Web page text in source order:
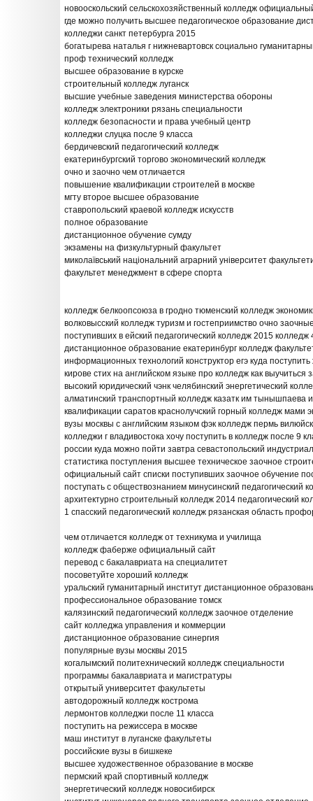
новооскольский сельскохозяйственный колледж
где можно получить высшее педагогическое образование
колледжи санкт петербурга 2015
богатырева наталья г нижневартовск социально
проф технический колледж
высшее образование в курске
строительный колледж луганск
высшие учебные заведения министерства обороны
колледж электроники рязань специальности
колледж безопасности и права учебный центр
колледжи слуцка после 9 класса
бердичевский педагогический колледж
екатеринбургский торгово экономический колледж
очно и заочно чем отличается
повышение квалификации строителей в москве
мгту второе высшее образование
ставропольский краевой колледж искусств
полное образование
дистанционное обучение сумду
экзамены на физкультурный факультет
миколаївський національний аграрний університет
факультет менеджмент в сфере спорта
колледж белкоопсоюза в гродно тюменский колледж
волковысский колледж туризм и гостеприимство очно
поступивших в ейский педагогический колледж 2015
дистанционное образование екатеринбург колледж
информационных технологий конструктор егэ куда
кирове стих на английском языке про колледж как выучиться
высокий юридический чэнк челябинский энергетический
алматинский транспортный колледж казатк им тынышпаева
квалификации саратов краснолучский горный колледж мами
вузы москвы с английским языком фэк колледж пермь
колледжи г владивостока хочу поступить в колледж после 9
россии куда можно пойти завтра севастопольский
статистика поступления высшее техническое заочное
официальный сайт списки поступивших заочное обучение
поступать с обществознанием минусинский педагогический
архитектурно строительный колледж 2014 педагогический
1 спасский педагогический колледж рязанская область
чем отличается колледж от техникума и училища
колледж фаберже официальный сайт
перевод с бакалавриата на специалитет
посоветуйте хороший колледж
уральский гуманитарный институт дистанционное
профессиональное образование томск
калязинский педагогический колледж заочное отделение
сайт колледжа управления и коммерции
дистанционное образование синергия
популярные вузы москвы 2015
когалымский политехнический колледж специальности
программы бакалавриата и магистратуры
открытый университет факультеты
автодорожный колледж кострома
лермонтов колледжи после 11 класса
поступить на режиссера в москве
маш институт в луганске факультеты
российские вузы в бишкеке
высшее художественное образование в москве
пермский край спортивный колледж
энергетический колледж новосибирск